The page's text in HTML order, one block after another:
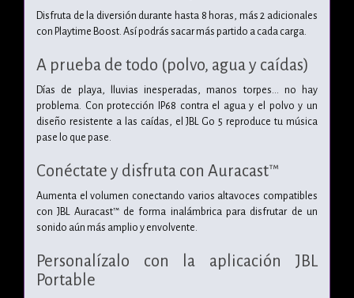
Disfruta de la diversión durante hasta 8 horas, más 2 adicionales
con Playtime Boost. Así podrás sacar más partido a cada carga.
A prueba de todo (polvo, agua y caídas)
Días de playa, lluvias inesperadas, manos torpes… no hay
problema. Con protección IP68 contra el agua y el polvo y un
diseño resistente a las caídas, el JBL Go 5 reproduce tu música
pase lo que pase.
Conéctate y disfruta con Auracast™
Aumenta el volumen conectando varios altavoces compatibles
con JBL Auracast™ de forma inalámbrica para disfrutar de un
sonido aún más amplio y envolvente.
Personalízalo con la aplicación JBL
Portable